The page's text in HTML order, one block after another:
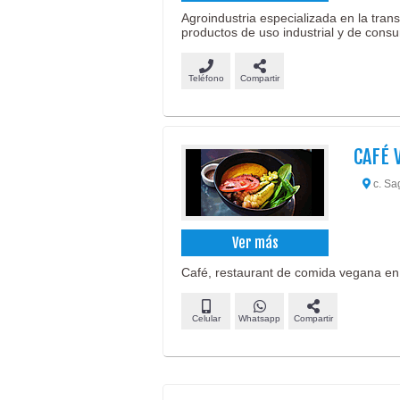
Agroindustria especializada en la
productos de uso industrial y de
Teléfono Compartir
Ver más
CAFÉ
c.
Café, restaurant de comida vegana
Celular Whatsapp Compartir